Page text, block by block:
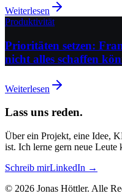
Weiterlesen
Produktivität
Prioritäten setzen:
nicht alles schaffen
Weiterlesen
Lass uns reden.
Über ein Projekt, eine Idee,
ist. Ich lerne gern neue Leute
Schreib mirLinkedIn →
© 2026 Jonas Höttler. Alle